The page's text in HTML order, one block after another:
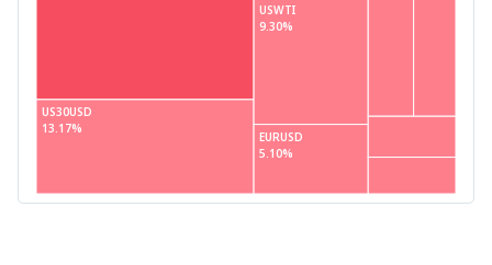
US30USD
USWTI
EURUSD
13.17%
9.30%
5.10%